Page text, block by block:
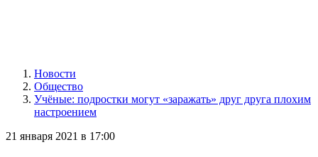
Новости
Общество
Учёные: подростки могут «заражать» друг друга плохим
настроением
21 января 2021 в 17:00